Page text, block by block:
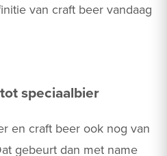
van craft beer vandaag
speciaalbier
en craft beer ook nog van
gebeurt dan met name